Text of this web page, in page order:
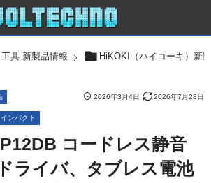
工具 新製品情報 HiKOKI（ハイコーキ）新
2026年3月4日 2026年7月28日
ンパクト
コードレス静音
ライバ、タブレス電池